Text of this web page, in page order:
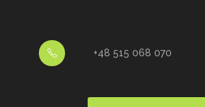
+48 515 068 070